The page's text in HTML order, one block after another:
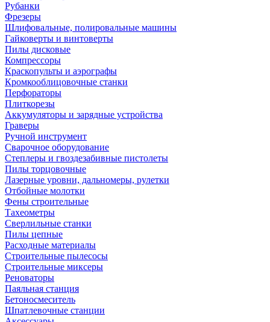
Рубанки
Фрезеры
Шлифовальные, полировальные машины
Гайковерты и винтоверты
Пилы дисковые
Компрессоры
Краскопульты и аэрографы
Кромкооблицовочные станки
Перфораторы
Плиткорезы
Аккумуляторы и зарядные устройства
Граверы
Ручной инструмент
Сварочное оборудование
Степлеры и гвоздезабивные пистолеты
Пилы торцовочные
Лазерные уровни, дальномеры, рулетки
Отбойные молотки
Фены строительные
Тахеометры
Сверлильные станки
Пилы цепные
Расходные материалы
Строительные пылесосы
Строительные миксеры
Реноваторы
Паяльная станция
Бетоносмеситель
Шпатлевочные станции